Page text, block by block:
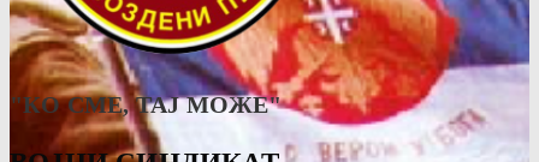
"КО СМЕ, ТАJ МОЖЕ"